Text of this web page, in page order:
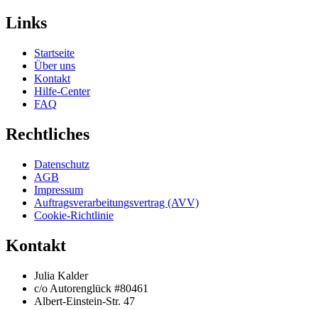
Links
Startseite
Über uns
Kontakt
Hilfe-Center
FAQ
Rechtliches
Datenschutz
AGB
Impressum
Auftragsverarbeitungsvertrag (AVV)
Cookie-Richtlinie
Kontakt
Julia Kalder
c/o Autorenglück #80461
Albert-Einstein-Str. 47